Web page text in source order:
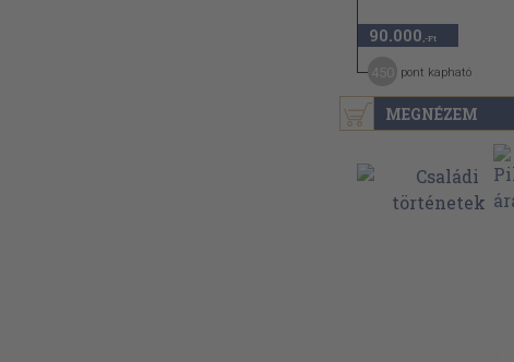
MEGNÉZEM
90.000 ,-Ft
pont kapható